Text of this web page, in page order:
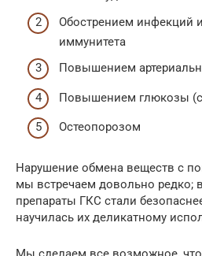
Обострением инфекций
иммунитета
Повышением
Повышением глюкозы
Остеопорозом
Нарушение обмена веществ с
мы встречаем довольно редко;
препараты ГКС стали
научилась их деликатному